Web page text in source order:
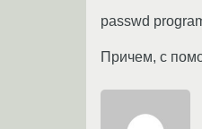
passwd
Причем, с